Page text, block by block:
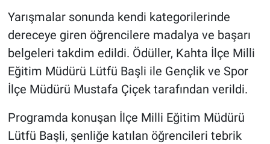
Yarışmalar sonunda kendi kategorilerinde
dereceye giren öğrencilere madalya ve başarı
belgeleri takdim edildi. Ödüller, Kahta İlçe Milli
Eğitim Müdürü Lütfü Başli ile Gençlik ve Spor
İlçe Müdürü Mustafa Çiçek tarafından verildi.
Programda konuşan İlçe Milli Eğitim Müdürü
Lütfü Başli, şenliğe katılan öğrencileri tebrik